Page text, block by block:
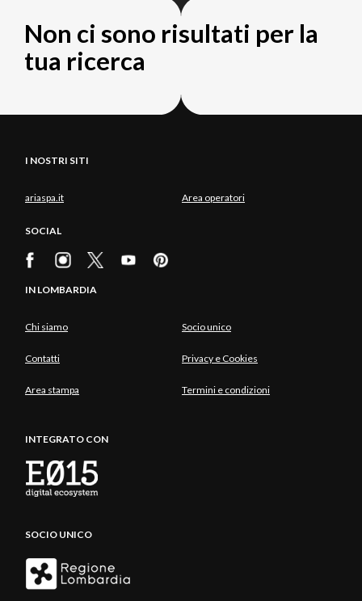
Non ci sono risultati per la
tua ricerca
I NOSTRI SITI
ariaspa.it Area operatori
SOCIAL
IN LOMBARDIA
Chi siamo Socio unico
Contatti Privacy e Cookies
Area stampa Termini e condizioni
INTEGRATO CON
SOCIO UNICO